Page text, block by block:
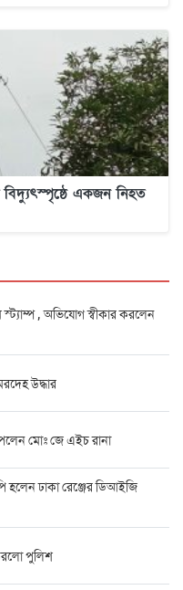
বিদ্যুৎস্পৃষ্ঠে একজন নিহত
, অভিযোগ স্বীকার করলেন
উদ্ধার
মোঃ জে এইচ রানা
হলেন ঢাকা রেঞ্জের ডিআইজি
পুলিশ